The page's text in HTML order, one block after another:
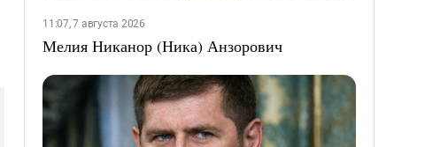
11:07, 7 августа 2026
Мелия Никанор (Ника) Анзорович